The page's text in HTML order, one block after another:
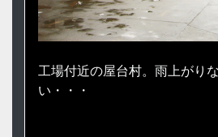
工場付近の屋台村。雨上がり
い・・・